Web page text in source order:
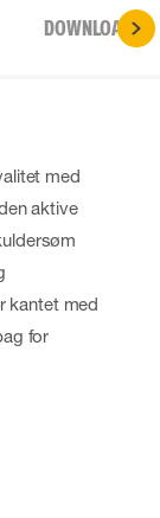
DOWNLOADS
med
aktive
kantet med
for